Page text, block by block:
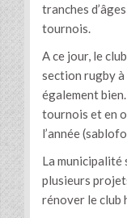
tranches
tournois.
A ce jour, le
section rugby
également
tournois et en
l’année
La municipalité
plusieurs
rénover le club